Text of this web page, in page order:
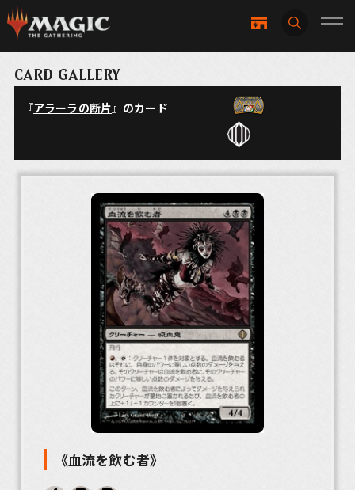
CARD GALLERY
『アラーラの断片』のカード
《血流を飲む者》